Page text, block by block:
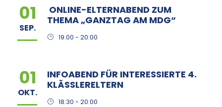
01
SEP.
ONLINE-ELTERNABEND ZUM
THEMA „GANZTAG AM MDG“
19:00 - 20:00
01
OKT.
INFOABEND FÜR INTERESSIERTE 4.
KLÄSSLERELTERN
18:30 - 20:00